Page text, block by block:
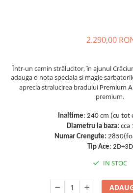
2.290,00
Într-un camin strălucitor, în ajunul
adauga o nota speciala si magie
aprecia stralucirea bradului Premium
premium.
Inaltime: 240 cm (cu tot
Diametru la baza: cca
Numar Crengute:
Tip Ace: 2D+3D
IN STOC